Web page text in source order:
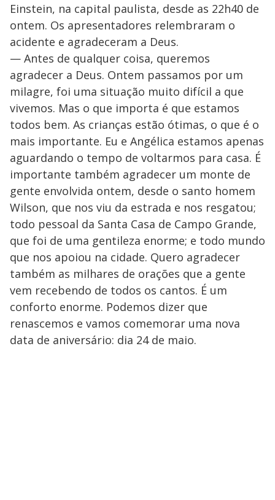
Einstein, na capital paulista, desde as 22h40 de
ontem. Os apresentadores relembraram o
acidente e agradeceram a Deus.
— Antes de qualquer coisa, queremos
agradecer a Deus. Ontem passamos por um
milagre, foi uma situação muito difícil a que
vivemos. Mas o que importa é que estamos
todos bem. As crianças estão ótimas, o que é o
mais importante. Eu e Angélica estamos apenas
aguardando o tempo de voltarmos para casa. É
importante também agradecer um monte de
gente envolvida ontem, desde o santo homem
Wilson, que nos viu da estrada e nos resgatou;
todo pessoal da Santa Casa de Campo Grande,
que foi de uma gentileza enorme; e todo mundo
que nos apoiou na cidade. Quero agradecer
também as milhares de orações que a gente
vem recebendo de todos os cantos. É um
conforto enorme. Podemos dizer que
renascemos e vamos comemorar uma nova
data de aniversário: dia 24 de maio.